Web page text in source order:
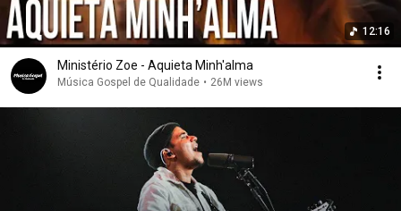
12:16
Ministério Zoe - Aquieta Minh'alma
Música Gospel de Qualidade • 26M views